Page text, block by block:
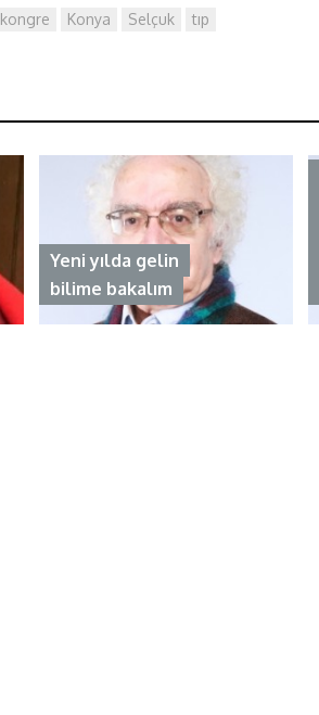
a
s
p
a
e
kongre Konya Selçuk tıp
Yeni yılda gelin
bilime bakalım